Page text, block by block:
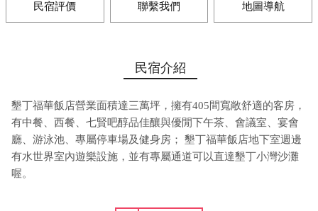
民宿評價 聯繫我們 地圖導航
民宿介紹
墾丁福華飯店營業面積達三萬坪，擁有405間寬敞舒適的客房，
有中餐、西餐、七賢吧醇品佳釀與優閒下午茶、會議室、宴會
廳、游泳池、專屬停車場及健身房； 墾丁福華飯店地下室週邊
有水世界室內遊樂設施，並有專屬通道可以直達墾丁小灣沙灘
喔。